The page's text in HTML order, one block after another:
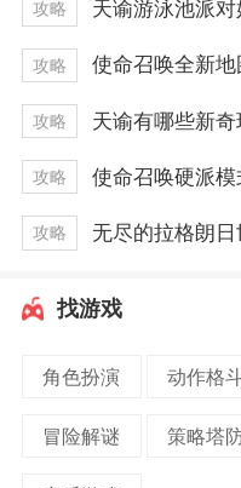
攻略
攻略 使命召唤全新
攻略
攻略 使命召唤硬派
攻略
找游戏
角色扮演 动作格
冒险解谜 策略塔